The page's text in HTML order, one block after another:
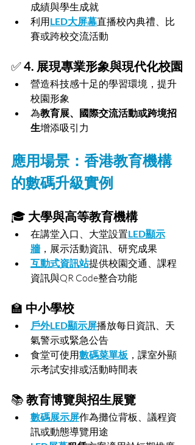
成績與學生成就
利用LED大屏幕直播校內典禮、比
賽或跨校交流活動
✅ 4. 展現專業形象與現代化校園
營造科技感十足的學習環境，提升
校園形象
為教育展、國際交流活動或跨境招
生增添吸引力
應用場景：香港教育機構
的數碼升級實例
🎓 大學與高等教育機構
在講堂入口、大堂設置LED顯示
牆 ，展示活動資訊、研究成果
互動式資訊站提供校園交通、課程
資訊與QR Code整合功能
🏫 中小學校
戶外LED顯示屏播放每日資訊、天
氣警示或緊急公告
食堂可使用數碼菜單板 ，課室外顯
示考試安排或活動時間表
📚 教育博覽與招生展覽
數碼展示屏作為攤位背板、議程資
訊或動態導覽用途